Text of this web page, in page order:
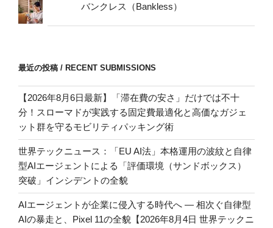
バンクレス（Bankless）
最近の投稿 / RECENT SUBMISSIONS
【2026年8月6日最新】「滞在費の安さ」だけでは不十
分！スローマドが実践する固定費最適化と高価なガジェ
ット群を守るモビリティパッキング術
世界テックニュース：「EU AI法」本格運用の波紋と自律
型AIエージェントによる「評価環境（サンドボックス）
突破」インシデントの全貌
AIエージェントが企業に侵入する時代へ — 相次ぐ自律型
AIの暴走と、Pixel 11の全貌【2026年8月4日 世界テックニ